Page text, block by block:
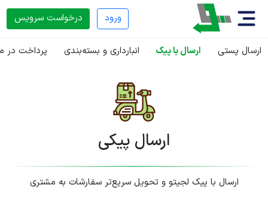
ورود درخواست سرویس
ارسال پستی ارسال با پیک انبارداری و بسته‌بندی پرداخت در
ارسال پیکی
ارسال با پیک لجیتو و تحویل سریع‌تر سفارشات به مشتری